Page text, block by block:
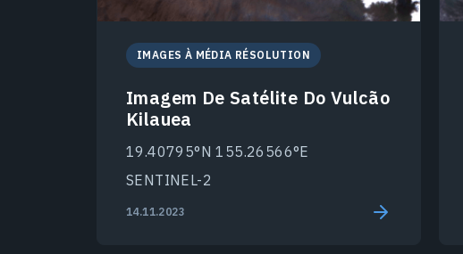
IMAGES À MÉDIA RÉSOLUTION
Imagem De Satélite Do Vulcão
Kilauea
19.40795°N 155.26566°E
SENTINEL-2
14.11.2023